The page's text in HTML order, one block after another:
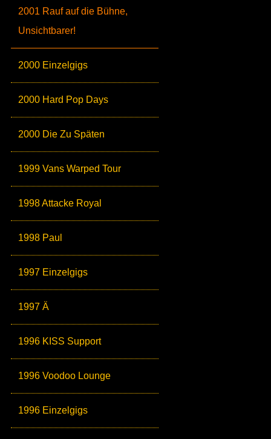
2001 Rauf auf die Bühne,
Unsichtbarer!
2000 Einzelgigs
2000 Hard Pop Days
2000 Die Zu Späten
1999 Vans Warped Tour
1998 Attacke Royal
1998 Paul
1997 Einzelgigs
1997 Ä
1996 KISS Support
1996 Voodoo Lounge
1996 Einzelgigs